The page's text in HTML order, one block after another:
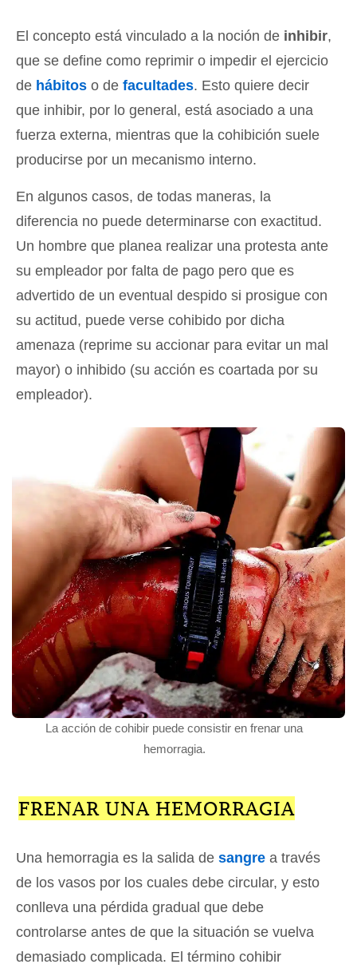
El concepto está vinculado a la noción de inhibir,
que se define como reprimir o impedir el ejercicio
de hábitos o de facultades. Esto quiere decir
que inhibir, por lo general, está asociado a una
fuerza externa, mientras que la cohibición suele
producirse por un mecanismo interno.
En algunos casos, de todas maneras, la
diferencia no puede determinarse con exactitud.
Un hombre que planea realizar una protesta ante
su empleador por falta de pago pero que es
advertido de un eventual despido si prosigue con
su actitud, puede verse cohibido por dicha
amenaza (reprime su accionar para evitar un mal
mayor) o inhibido (su acción es coartada por su
empleador).
La acción de cohibir puede consistir en frenar una
hemorragia.
FRENAR UNA HEMORRAGIA
Una hemorragia es la salida de sangre a través
de los vasos por los cuales debe circular, y esto
conlleva una pérdida gradual que debe
controlarse antes de que la situación se vuelva
demasiado complicada. El término cohibir